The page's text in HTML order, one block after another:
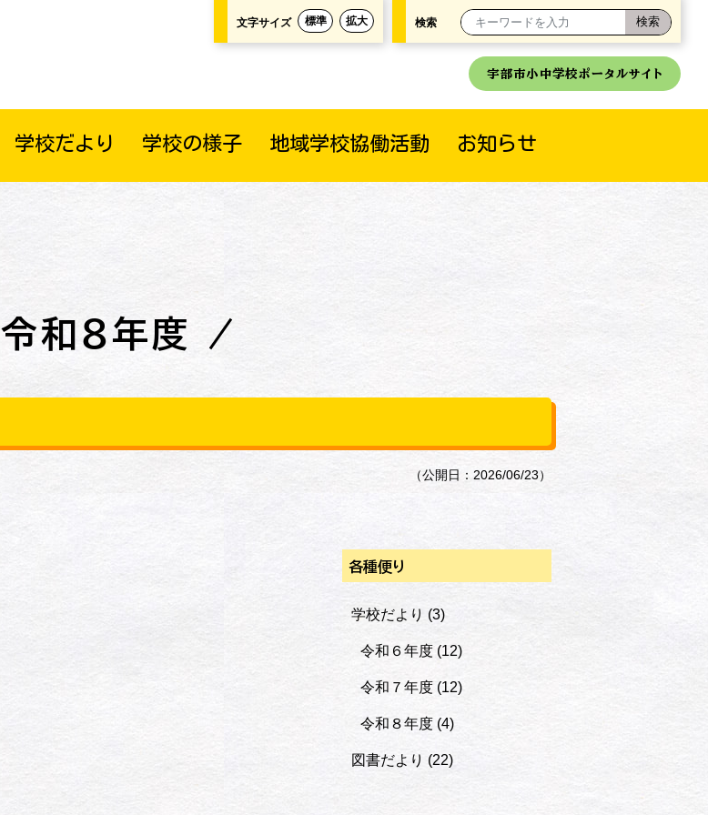
文字サイズ 標準 拡大 検索
宇部市小中学校ポータルサイト
学校だより 学校の様子 地域学校協働活動 お知らせ
令和８年度
（公開日：2026/06/23）
各種便り
学校だより (3)
令和６年度 (12)
令和７年度 (12)
令和８年度 (4)
図書だより (22)